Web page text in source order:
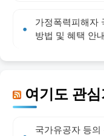
가정폭력피해자
방법 및 혜택 안
여기도 관
국가유공자 등